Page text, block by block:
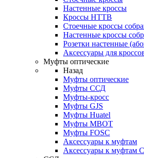
Настенные кроссы
Кроссы HTTB
Стоечные кроссы
Настенные кроссы
Розетки настенные
Аксессуары для
Муфты оптические
Назад
Муфты оптические
Муфты ССД
Муфты-кросс
Муфты GJS
Муфты Huatel
Муфты МВОТ
Муфты FOSC
Аксессуары к муфтам
Аксессуары к муфтам